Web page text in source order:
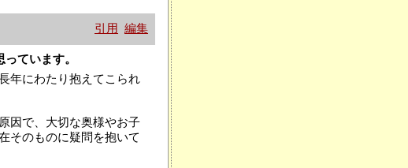
引用 編集
ています。
年にわたり抱えてこられ
因で、大切な奥様やお子
そのものに疑問を抱いて